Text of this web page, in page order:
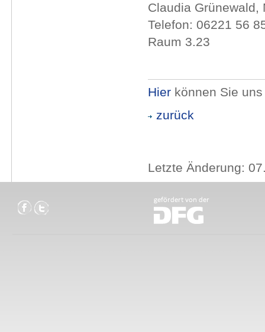
Claudia Grünewald,
Telefon: 06221 56
Raum 3.23
Hier können Sie
zurück
Letzte Änderung: